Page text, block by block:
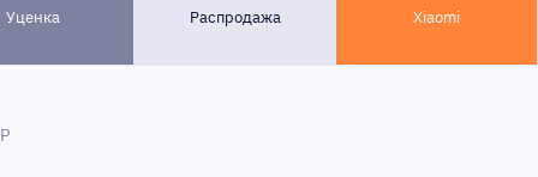
Уценка Распродажа Xiaomi